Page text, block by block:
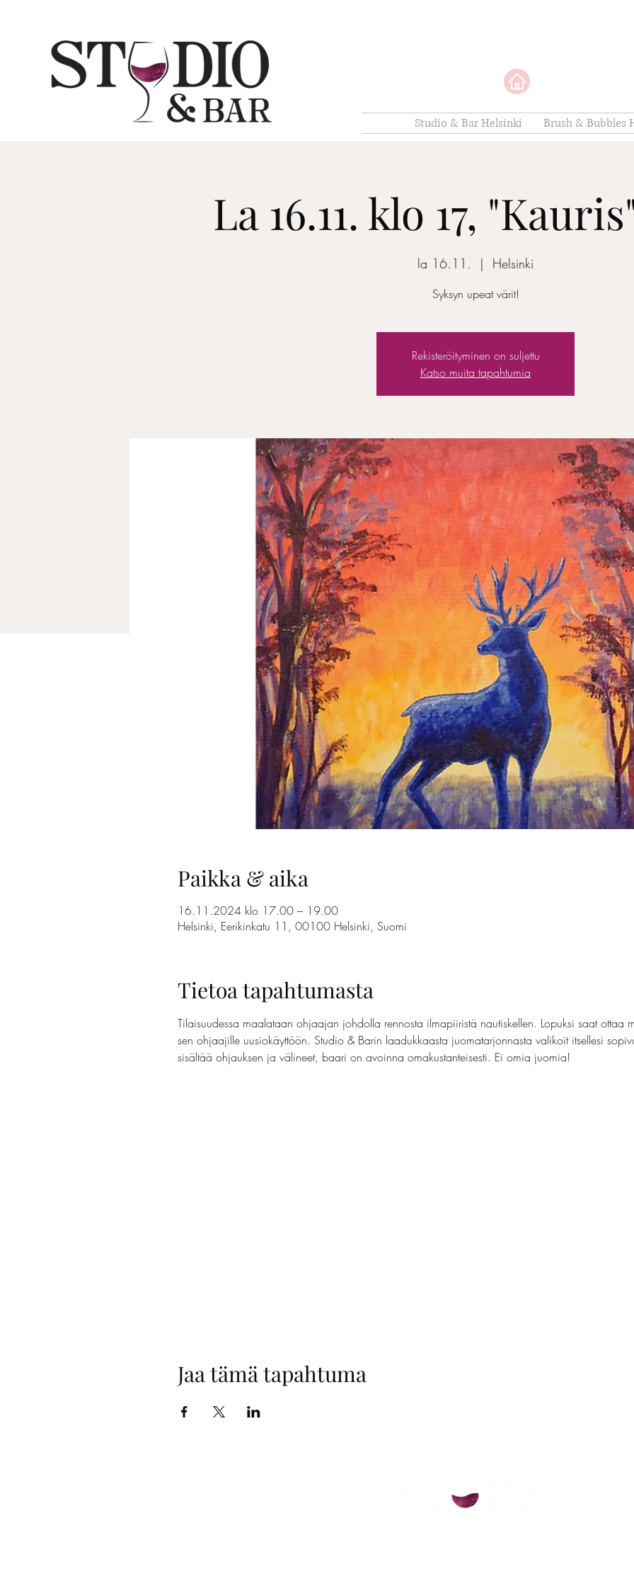
Studio & Bar Helsinki Brush & Bubbles
La 16.11. klo 17,
la 16.11.
  |
Helsinki
Syksyn upeat värit!
Rekisteröityminen on suljettu
Katso muita tapahtumia
Paikka & aika
16.11.2024 klo 17.00 – 19.00
Helsinki, Eerikinkatu 11, 00100 Helsinki, Suomi
Tietoa tapahtumasta
Tilaisuudessa maalataan ohjaajan johdolla rennosta ilmapiiristä nautiskellen. Lopuksi saat ottaa
sen ohjaajille uusiokäyttöön. Studio & Barin laadukkaasta juomatarjonnasta valikoit itsellesi
sisältää ohjauksen ja välineet, baari on avoinna omakustanteisesti. Ei omia juomia!
Jaa tämä tapahtuma